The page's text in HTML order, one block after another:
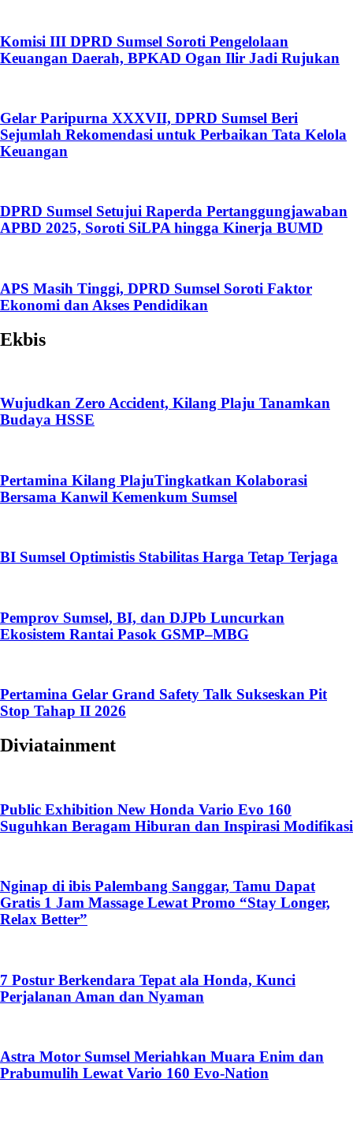
Komisi III DPRD Sumsel Soroti Pengelolaan
Keuangan Daerah, BPKAD Ogan Ilir Jadi Rujukan
Gelar Paripurna XXXVII, DPRD Sumsel Beri
Sejumlah Rekomendasi untuk Perbaikan Tata Kelola
Keuangan
DPRD Sumsel Setujui Raperda Pertanggungjawaban
APBD 2025, Soroti SiLPA hingga Kinerja BUMD
APS Masih Tinggi, DPRD Sumsel Soroti Faktor
Ekonomi dan Akses Pendidikan
Ekbis
Wujudkan Zero Accident, Kilang Plaju Tanamkan
Budaya HSSE
Pertamina Kilang PlajuTingkatkan Kolaborasi
Bersama Kanwil Kemenkum Sumsel
BI Sumsel Optimistis Stabilitas Harga Tetap Terjaga
Pemprov Sumsel, BI, dan DJPb Luncurkan
Ekosistem Rantai Pasok GSMP–MBG
Pertamina Gelar Grand Safety Talk Sukseskan Pit
Stop Tahap II 2026
Diviatainment
Public Exhibition New Honda Vario Evo 160
Suguhkan Beragam Hiburan dan Inspirasi Modifikasi
Nginap di ibis Palembang Sanggar, Tamu Dapat
Gratis 1 Jam Massage Lewat Promo “Stay Longer,
Relax Better”
7 Postur Berkendara Tepat ala Honda, Kunci
Perjalanan Aman dan Nyaman
Astra Motor Sumsel Meriahkan Muara Enim dan
Prabumulih Lewat Vario 160 Evo-Nation